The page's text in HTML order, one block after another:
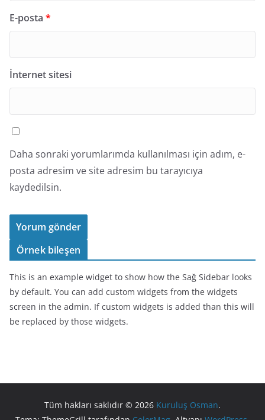
E-posta *
İnternet sitesi
Daha sonraki yorumlarımda kullanılması için adım, e-
posta adresim ve site adresim bu tarayıcıya
kaydedilsin.
Örnek bileşen
This is an example widget to show how the Sağ Sidebar looks
by default. You can add custom widgets from the widgets
screen in the admin. If custom widgets is added than this will
be replaced by those widgets.
Tüm hakları saklıdır © 2026 Kuruluş Osman.